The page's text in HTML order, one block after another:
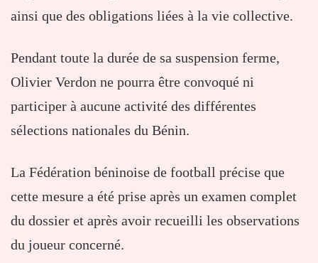
ainsi que des obligations liées à la vie collective.
Pendant toute la durée de sa suspension ferme,
Olivier Verdon ne pourra être convoqué ni
participer à aucune activité des différentes
sélections nationales du Bénin.
La Fédération béninoise de football précise que
cette mesure a été prise après un examen complet
du dossier et après avoir recueilli les observations
du joueur concerné.